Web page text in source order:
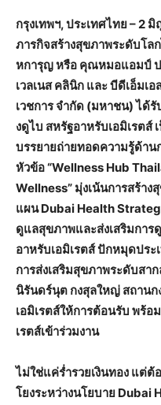
กรุงเทพฯ,ประเทศไทย– 2 มิ
ภารกิจสร้างสุขภาพระดับโล
หการุญหรือ คุณหมอแอมป์
เวลเนส คลินิก และบีดีเอ็มเอ
เวชการจำกัด (มหาชน)ได้รั
งดูไบ สหรัฐอาหรับเอมิเรตส์
บรรยายถ่ายทอดความรู้ด้าน
หัวข้อ“Wellness Hub
Wellness” มุ่งเน้นการสร้า
แผนDubai Health
ดูแลสุขภาพและส่งเสริมการ
อาหรับเอมิเรตส์ปักหมุดประ
การส่งเสริมสุขภาพระดับสา
นิรันดร์นุต กงสุลใหญ่ สถาน
เอมิเรตส์ให้การต้อนรับ พร้อ
เรตส์เข้าร่วมงาน
ไม่ใช่แค่ร่ำรวยเงินทอง แต่ต้
โยงระหว่างนโยบาย Dubai